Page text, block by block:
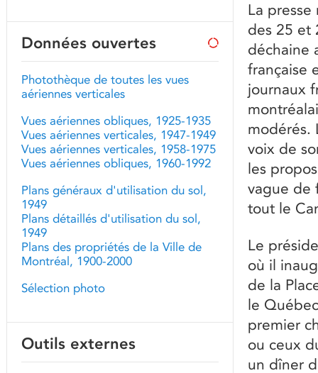
La
des 25 et
déchaine
française
journaux
modérés.
voix de
les
vague de
tout le
Le
où il
de la
le
premier
ou ceux
un dîner
Données ouvertes
Photothèque de toutes les vues
aériennes verticales
Vues aériennes obliques, 1925-1935
Vues aériennes verticales, 1947-1949
Vues aériennes verticales, 1958-1975
Vues aériennes obliques, 1960-1992
Plans généraux d'utilisation du sol,
1949
Plans détaillés d'utilisation du sol,
1949
Plans des propriétés de la Ville de
Montréal, 1900-2000
Sélection photo
Outils externes